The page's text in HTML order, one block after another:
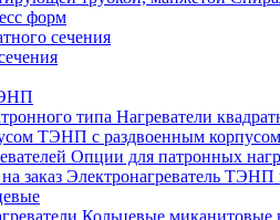
форм
сечения
Нагреватели
ТЭНП с раздвоенным корпусом
Опции для патронных
Электронагреватель ТЭНП
Кольцевые миканитовые